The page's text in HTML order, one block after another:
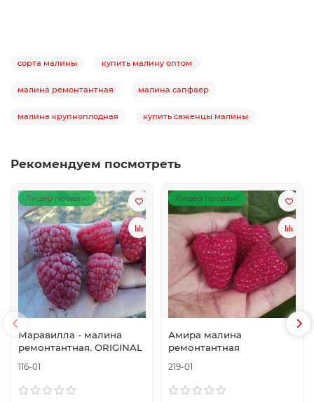
сорта малины купить малину оптом
малина ремонтантная малина сапфаер
малина крупноплодная купить саженцы малины
Рекомендуем посмотреть
Лидер продаж!
Маравилла - малина
ремонтантная. ORIGINAL
116-01
Лидер продаж!
Амира малина
ремонтантная
219-01